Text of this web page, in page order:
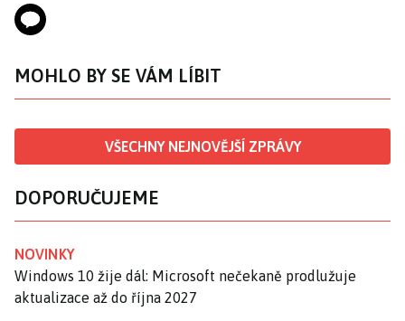
MOHLO BY SE VÁM LÍBIT
VŠECHNY NEJNOVĚJŠÍ ZPRÁVY
DOPORUČUJEME
NOVINKY
Windows 10 žije dál: Microsoft nečekaně prodlužuje
aktualizace až do října 2027